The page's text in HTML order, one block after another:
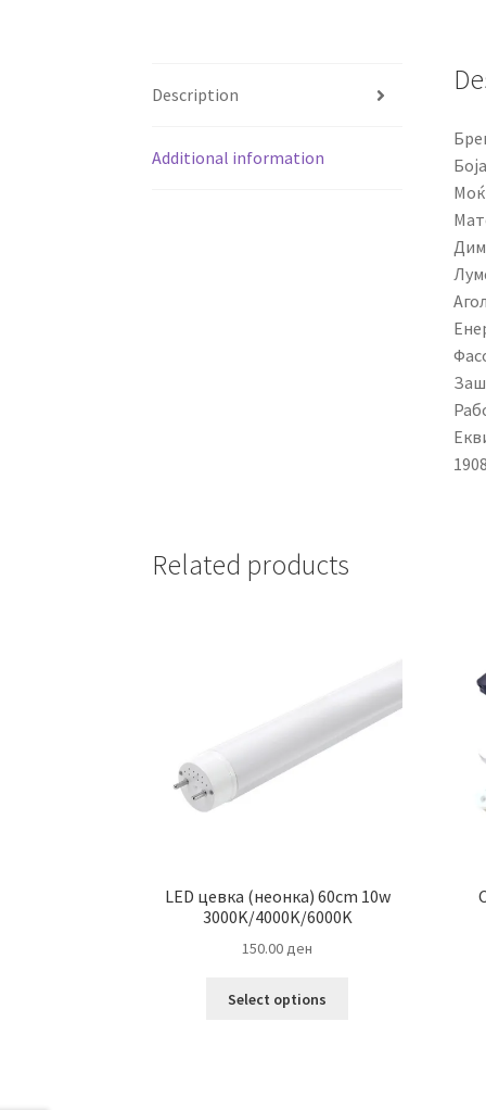
Description
Additional information
1908
Related products
LED цевка (неонка) 60cm 10w
3000K/4000K/6000K
150.00ден
Select options